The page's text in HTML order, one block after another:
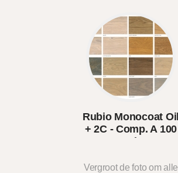
Rubio Monocoat Oil
+ 2C - Comp. A 100
ml
Vergroot de foto om alle